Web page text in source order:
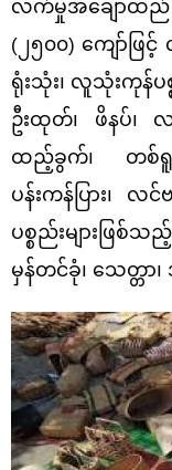
လက်မှုအချောထည်
(၂၅၀၀) ကျော်ဖ
ရုံးသုံး၊ လူသုံးကုန်ပစ္
ဦးထုတ်၊ ဖိနပ်၊
ထည့်ခွက်၊ တစ်ရူး
ပန်းကန်ပြား၊
ပစ္စည်းများဖြစ်
မှန်တင်ခုံ၊ သေတ္တ